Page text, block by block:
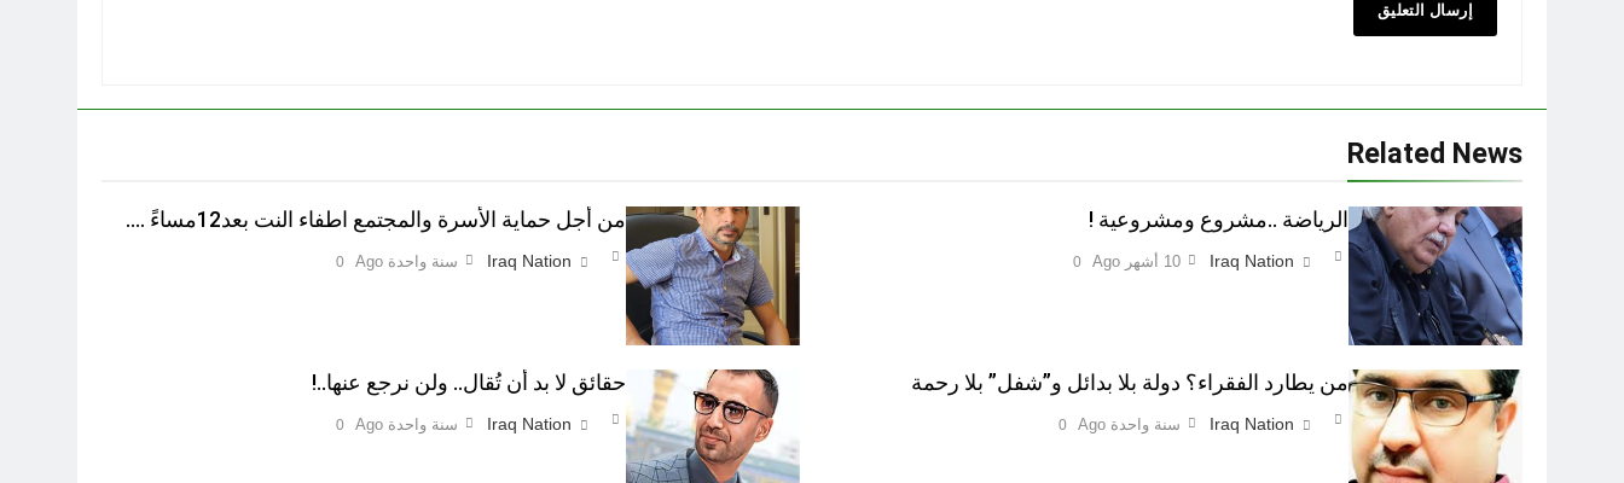
Related News
الرياضة ..مشروع ومشروعية !
Iraq Nation 10 أشهر Ago 0
من أجل حماية الأسرة والمجتمع اطفاء النت بعد12مساءً ….
Iraq Nation سنة واحدة Ago 0
من يطارد الفقراء؟ دولة بلا بدائل و”شفل” بلا رحمة
Iraq Nation سنة واحدة Ago 0
حقائق لا بد أن تُقال.. ولن نرجع عنها..!
Iraq Nation سنة واحدة Ago 0